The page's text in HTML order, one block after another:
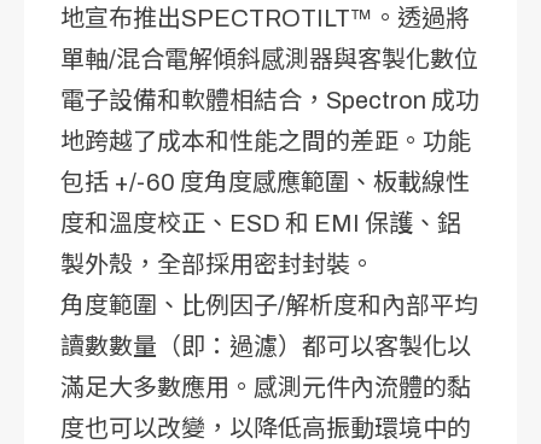
地宣布推出SPECTROTILT™ 。 透過將
單軸/混合電解傾斜感測器與客製化數位
電子設備和軟體相結合，Spectron 成功
地跨越了成本和性能之間的差距。功能
包括 +/-60 度角度感應範圍、板載線性
度和溫度校正、ESD 和 EMI 保護、鋁
製外殼，全部採用密封封裝。
角度範圍、比例因子/解析度和內部平均
讀數數量（即：過濾）都可以客製化以
滿足大多數應用。感測元件內流體的黏
度也可以改變，以降低高振動環境中的